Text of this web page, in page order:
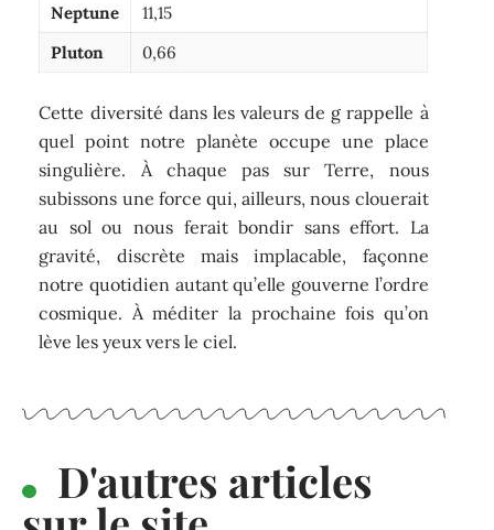
Neptune
11,15
Pluton
0,66
Cette diversité dans les valeurs de g rappelle à
quel point notre planète occupe une place
singulière. À chaque pas sur Terre, nous
subissons une force qui, ailleurs, nous clouerait
au sol ou nous ferait bondir sans effort. La
gravité, discrète mais implacable, façonne
notre quotidien autant qu’elle gouverne l’ordre
cosmique. À méditer la prochaine fois qu’on
lève les yeux vers le ciel.
D'autres articles